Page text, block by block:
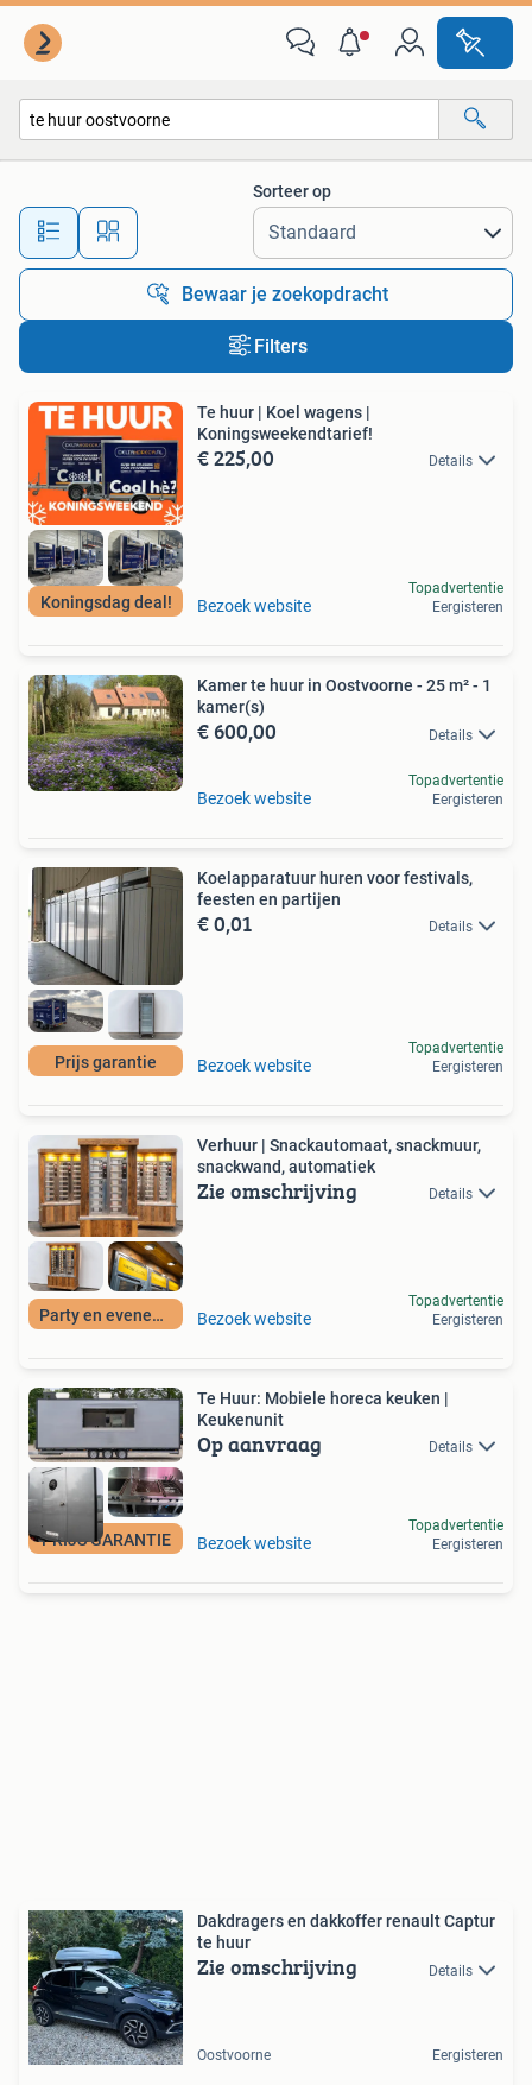
Alle afstanden…
Sorteer op
Bewaar je zoekopdracht
Filters
Koningsdag deal!
Te huur | Koel wagens |
Koningsweekendtarief!
€ 225,00 Details
Bezoek website
Topadvertentie
Eergisteren
Kamer te huur in Oostvoorne - 25 m² - 1
kamer(s)
€ 600,00 Details
Bezoek website
Topadvertentie
Eergisteren
Prijs garantie
Koelapparatuur huren voor festivals,
feesten en partijen
€ 0,01 Details
Bezoek website
Topadvertentie
Eergisteren
Party en evenement
Verhuur | Snackautomaat, snackmuur,
snackwand, automatiek
Zie omschrijving Details
Bezoek website
Topadvertentie
Eergisteren
PRIJS GARANTIE
Te Huur: Mobiele horeca keuken |
Keukenunit
Op aanvraag Details
Bezoek website
Topadvertentie
Eergisteren
Dakdragers en dakkoffer renault Captur
te huur
Zie omschrijving Details
Oostvoorne Eergisteren